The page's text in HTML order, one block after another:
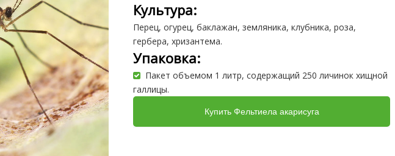
Культура:
Перец, огурец, баклажан, земляника, клубника, роза,
гербера, хризантема.
Упаковка:
Пакет объемом 1 литр, содержащий 250 личинок хищной
галлицы.
Купить Фельтиела акарисуга